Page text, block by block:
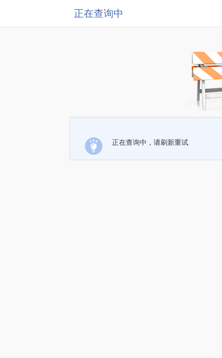
正在查询中
正在查询中，请刷新重试